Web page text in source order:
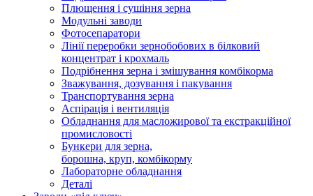
Плющення і сушіння зерна
Модульні заводи
Фотосепаратори
Лінії переробки зернобобових в білковий
концентрат і крохмаль
Подрібнення зерна і змішування комбікорма
Зважування, дозування і пакування
Транспортування зерна
Аспірація і вентиляція
Обладнання для масложирової та екстракційної
промисловості
Бункери для зерна,
борошна, круп, комбікорму
Лабораторне обладнання
Деталі